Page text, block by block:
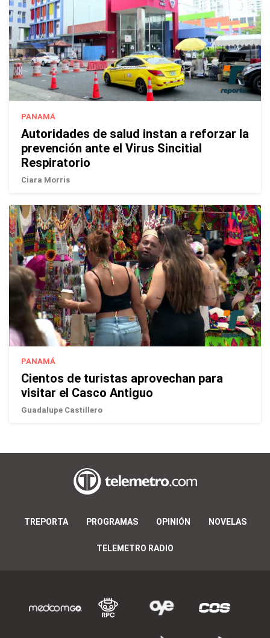
PANAMÁ
Autoridades de salud instan a reforzar la
prevención ante el Virus Sincitial
Respiratorio
Ciara Morris
PANAMÁ
Cientos de turistas aprovechan para
visitar el Casco Antiguo
Guadalupe Castillero
TREPORTA PROGRAMAS OPINIÓN NOVELAS
TELEMETRO RADIO